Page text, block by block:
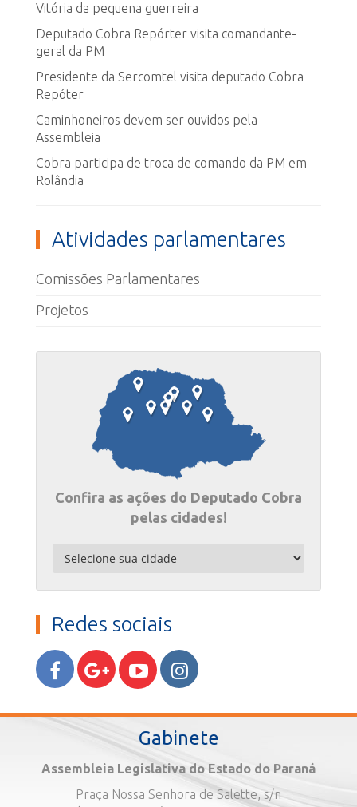
Vitória da pequena guerreira
Deputado Cobra Repórter visita comandante-
geral da PM
Presidente da Sercomtel visita deputado Cobra
Repóter
Caminhoneiros devem ser ouvidos pela
Assembleia
Cobra participa de troca de comando da PM em
Rolândia
Atividades parlamentares
Comissões Parlamentares
Projetos
Confira as ações do Deputado Cobra
pelas cidades!
Redes sociais
Gabinete
Assembleia Legislativa do Estado do Paraná
Praça Nossa Senhora de Salette, s/n